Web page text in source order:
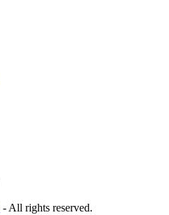
- All rights reserved.